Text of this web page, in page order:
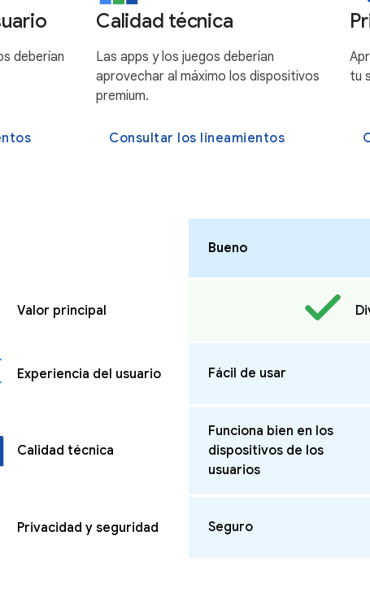
deberían
Calidad técnica
Las apps y los juegos deberían
aprovechar al máximo los dispositivos
premium.
Consultar los lineamientos
tu
Bueno
Valor principal
Experiencia del usuario Fácil de usar
Calidad técnica
Funciona bien en los
dispositivos de los
usuarios
Privacidad y seguridad Seguro